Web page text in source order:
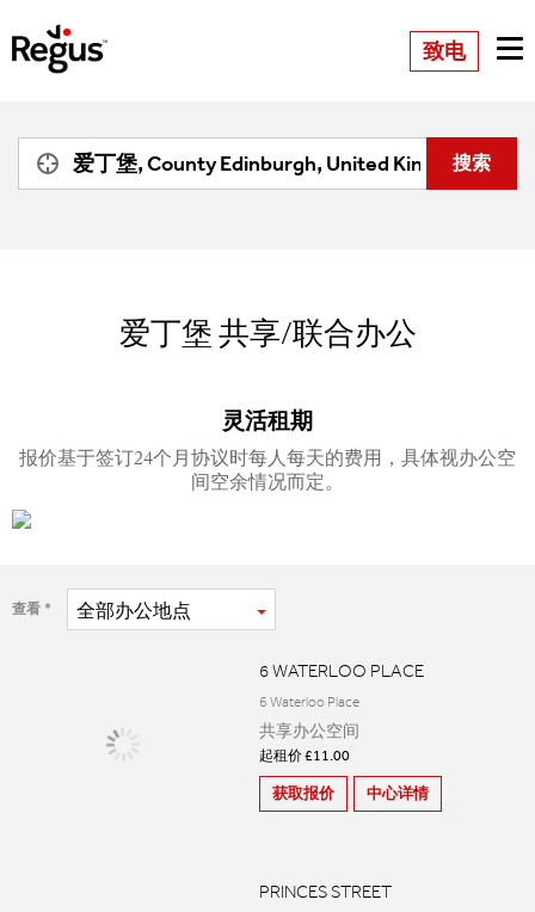
致电
爱丁堡共享/联合办公
灵活租期
报价基于签订24个月协议时每人每天的费用，具体视办公空
间空余情况而定。
查看 全部办公地点
6 WATERLOO PLACE
6 Waterloo Place
共享办公空间
起租价 £11.00
获取报价 中心详情
PRINCES STREET